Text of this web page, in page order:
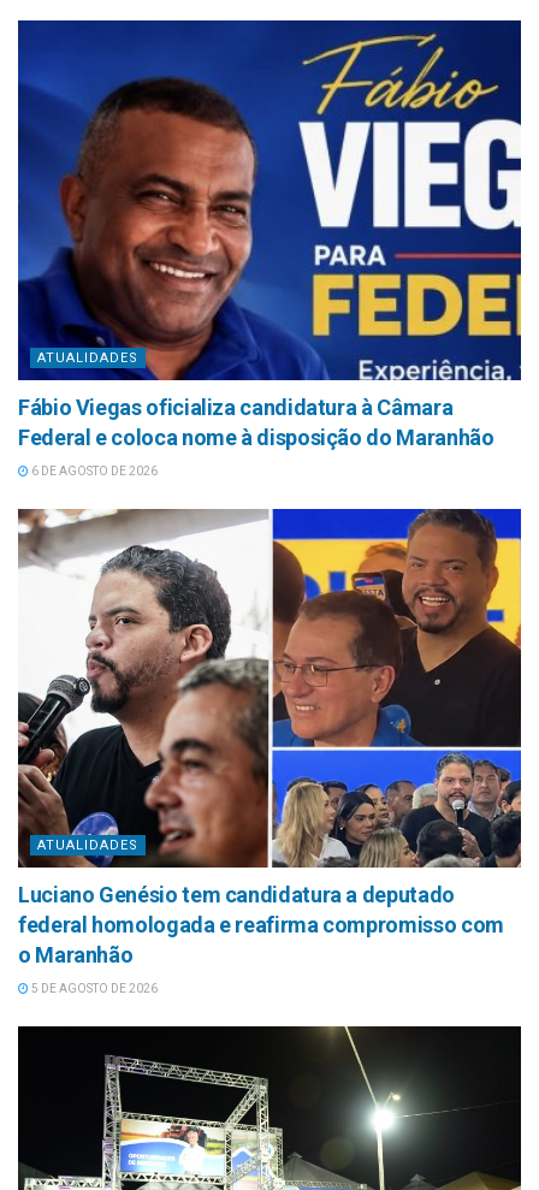
ATUALIDADES
Fábio Viegas oficializa candidatura à Câmara
Federal e coloca nome à disposição do Maranhão
6 DE AGOSTO DE 2026
ATUALIDADES
Luciano Genésio tem candidatura a deputado
federal homologada e reafirma compromisso com
o Maranhão
5 DE AGOSTO DE 2026